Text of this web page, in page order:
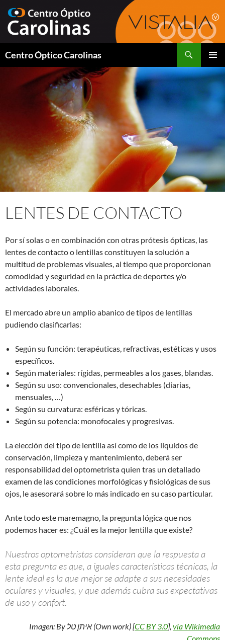
contenido
Centro Óptico Carolinas
MENÚ
LENTES DE CONTACTO
Por sí solas o en combinación con otras prótesis ópticas, las
lentes de contacto o lentillas constituyen la solución a
multitud de problemas visuales, al tiempo que proporcionan
comodidad y seguridad en la práctica de deportes y/o
actividades laborales.
El mercado abre un amplio abanico de tipos de lentillas
pudiendo clasificarlas:
Según su función: terapéuticas, refractivas, estéticas y usos
específicos.
Según materiales: rígidas, permeables a los gases, blandas.
Según su uso: convencionales, desechables (diarias,
mensuales, …)
Según su curvatura: esféricas y tóricas.
Según su potencia: monofocales y progresivas.
La elección del tipo de lentilla así como de los líquidos de
conservación, limpieza y mantenimiento, deberá ser
responsabilidad del optometrista quien tras un detallado
examen de las condiciones morfológicas y fisiológicas de sus
ojos, le asesorará sobre lo más indicado en su caso particular.
Ante todo este maremagno, la pregunta lógica que nos
podemos hacer es: ¿Cuál es la mejor lentilla que existe?
Nuestros optometristas consideran que la respuesta a
esta pregunta es que, a iguales características técnicas, la
lente ideal es la que mejor se adapte a sus necesidades
oculares y visuales, y que además cubra sus expectativas
de uso y confort.
Imagen: By איתן טל (Own work) [CC BY 3.0], via Wikimedia